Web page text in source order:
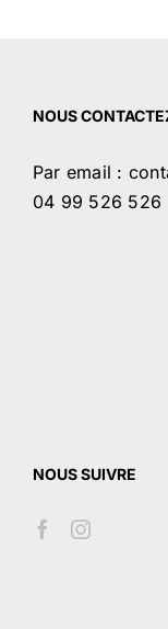
NOUS
Par email :
04 99 526 526
NOUS SUIVRE